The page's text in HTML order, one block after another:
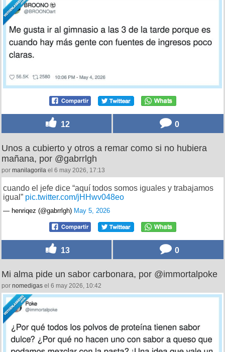
12 0
Unos a cubierto y otros a remar como si no hubiera
mañana, por @gabrrlgh
por manilagorila el 6 may 2026, 17:13
cuando el jefe dice “aquí todos somos iguales y trabajamos
igual” pic.twitter.com/jHHwv048eo
— henriqez (@gabrrlgh) May 5, 2026
13 0
Mi alma pide un sabor carbonara, por @immortalpoke
por nomedigas el 6 may 2026, 10:42